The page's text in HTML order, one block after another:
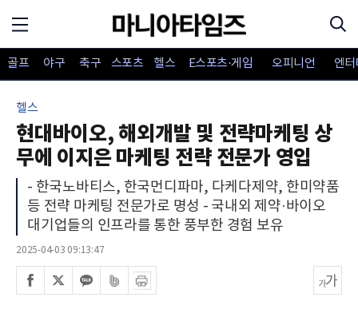
골프 야구 축구 스포츠 헬스 E스포츠·게임 오피니언 엔
헬스
현대바이오, 해외개발 및 전략마케팅 상
무에 이지은 마케팅 전략 전문가 영입
- 한국노바티스, 한국먼디파마, 다케다제약, 한미약품
등 전략 마케팅 전문가로 명성 - 국내외 제약·바이오
대기업들의 인프라를 통한 풍부한 경험 보유
2025-04-03 09:13:47